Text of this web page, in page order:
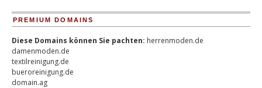
PREMIUM DOMAINS
Diese Domains können Sie pachten: herrenmoden.de
damenmoden.de
textilreinigung.de
bueroreinigung.de
domain.ag